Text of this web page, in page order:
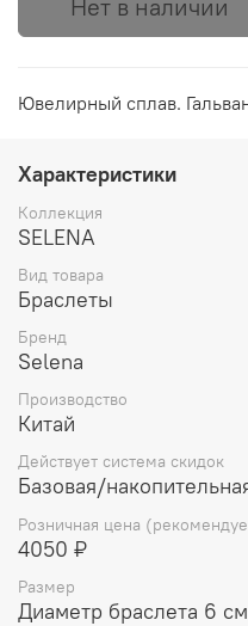
Нет в наличии
Ювелирный сплав.
Характеристики
Коллекция
SELENA
Вид товара
Браслеты
Бренд
Selena
Производство
Китай
Действует система скидок
Базовая/
Розничная цена
4050 ₽
Размер
Диаметр браслета 6